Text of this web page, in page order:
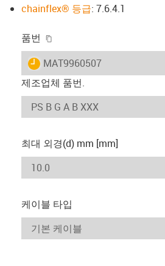
chainflex® 등급: 7.6.4.1
품번
igus-icon-lieferzeit
MAT9960507
제조업체 품번.
최대 외경(d) mm [mm]
케이블 타입